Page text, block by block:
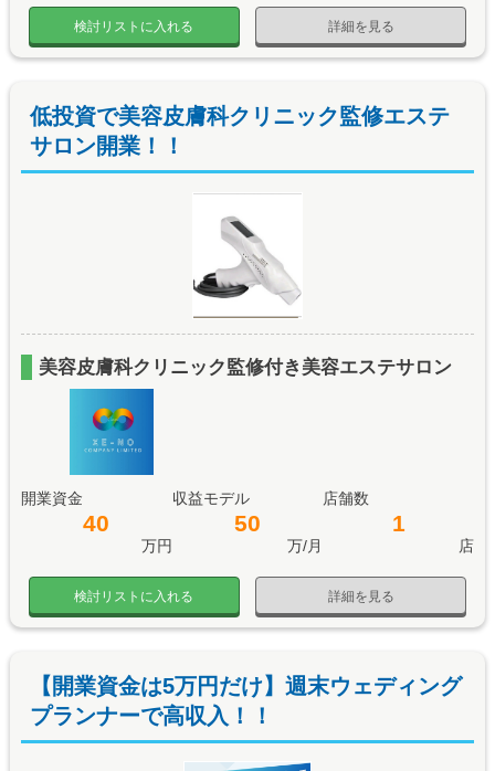
詳細を見る
検討リストに入れる
低投資で美容皮膚科クリニック監修エステ
サロン開業！！
美容皮膚科クリニック監修付き美容エステサロン
開業資金
40
万円
収益モデル
50
万/月
店舗数
1
店
詳細を見る
検討リストに入れる
【開業資金は5万円だけ】週末ウェディング
プランナーで高収入！！